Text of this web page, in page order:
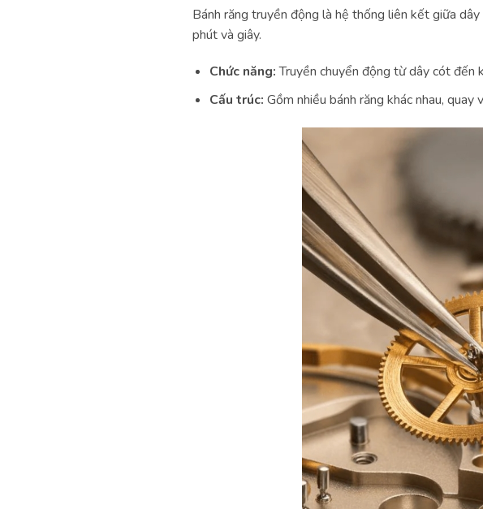
Bánh răng truyền động là hệ thống liên kết giữa
phút và giây.
Chức năng:Truyền chuyển động từ dây cót đến
Cấu trúc: Gồm nhiều bánh răng khác nhau,